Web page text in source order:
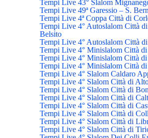
Tempi Live 43° Slalom
Tempi Live 49ª Garessio – S.
Tempi Live 4ª Coppa Città di
Tempi Live 4° Autoslalom Città
Belsito
Tempi Live 4° Autoslalom Città
Tempi Live 4° Minislalom Città
Tempi Live 4° Minislalom Città
Tempi Live 4° Minislalom Città
Tempi Live 4° Slalom Caldaro
Tempi Live 4° Slalom Città di
Tempi Live 4° Slalom Città di
Tempi Live 4° Slalom Città di
Tempi Live 4° Slalom Città di
Tempi Live 4° Slalom Città di
Tempi Live 4° Slalom Città di
Tempi Live 4° Slalom Città di